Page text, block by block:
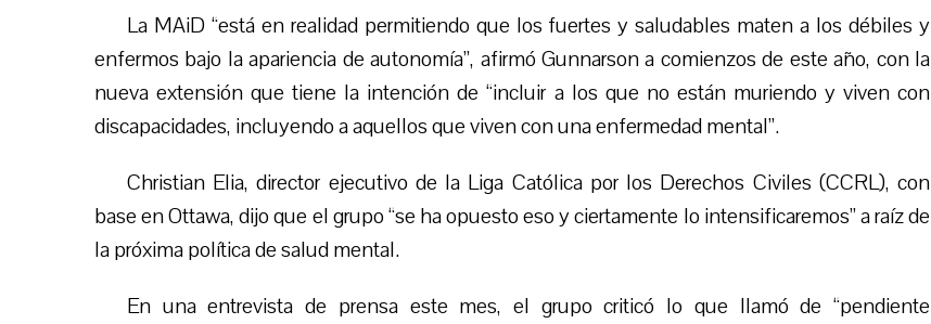
La MAiD “está en realidad permitiendo que los fuertes y saludables maten a los débiles y
enfermos bajo la apariencia de autonomía”, afirmó Gunnarson a comienzos de este año, con la
nueva extensión que tiene la intención de “incluir a los que no están muriendo y viven con
discapacidades, incluyendo a aquellos que viven con una enfermedad mental”.
Christian Elia, director ejecutivo de la Liga Católica por los Derechos Civiles (CCRL), con
base en Ottawa, dijo que el grupo “se ha opuesto eso y ciertamente lo intensificaremos” a raíz de
la próxima política de salud mental.
En una entrevista de prensa este mes, el grupo criticó lo que llamó de “pendiente